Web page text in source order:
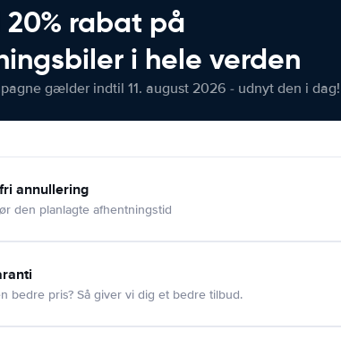
rabat på
i hele verden
gælder indtil 11. august 2026 - udnyt den i dag!
annullering
den planlagte afhentningstid
bedre pris? Så giver vi dig et bedre tilbud.